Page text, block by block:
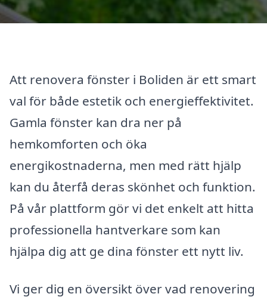
Att renovera fönster i Boliden är ett smart
val för både estetik och energieffektivitet.
Gamla fönster kan dra ner på
hemkomforten och öka
energikostnaderna, men med rätt hjälp
kan du återfå deras skönhet och funktion.
På vår plattform gör vi det enkelt att hitta
professionella hantverkare som kan
hjälpa dig att ge dina fönster ett nytt liv.
Vi ger dig en översikt över vad renovering